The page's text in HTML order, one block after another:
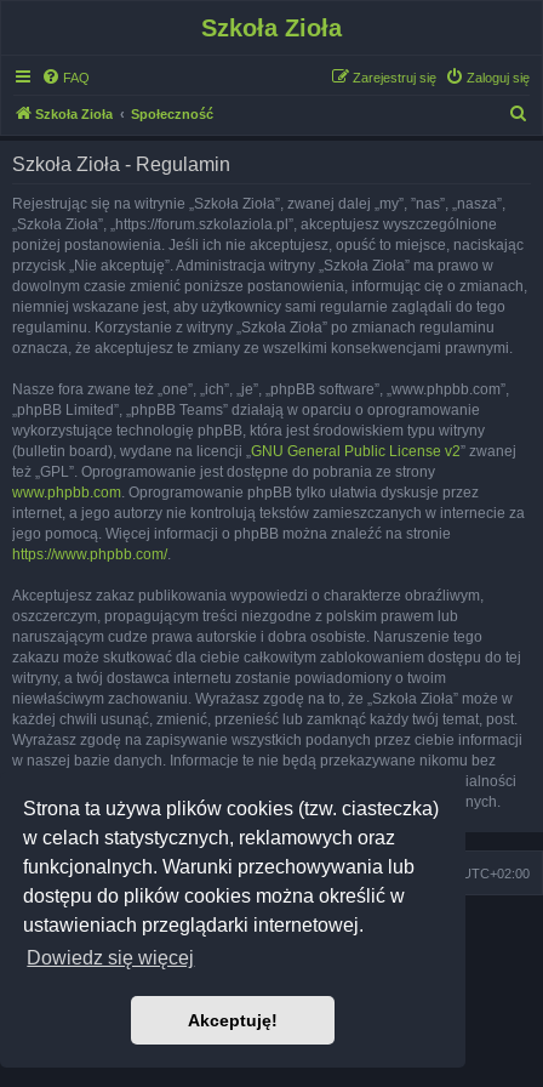
Strona ta używa plików cookies (tzw. ciasteczka)
w celach statystycznych, reklamowych oraz
funkcjonalnych. Warunki przechowywania lub
dostępu do plików cookies można określić w
ustawieniach przeglądarki internetowej.
Dowiedz się więcej
Akceptuję!
Szkoła Zioła
FAQ Zaloguj się
Zarejestruj się
Szkoła Zioła Społeczność
Szkoła Zioła - Regulamin
Rejestrując się na witrynie „Szkoła Zioła”, zwanej dalej „my”, ”nas”, „nasza”,
„Szkoła Zioła”, „https://forum.szkolaziola.pl”, akceptujesz wyszczególnione
poniżej postanowienia. Jeśli ich nie akceptujesz, opuść to miejsce, naciskając
przycisk „Nie akceptuję”. Administracja witryny „Szkoła Zioła” ma prawo w
dowolnym czasie zmienić poniższe postanowienia, informując cię o zmianach,
niemniej wskazane jest, aby użytkownicy sami regularnie zaglądali do tego
regulaminu. Korzystanie z witryny „Szkoła Zioła” po zmianach regulaminu
oznacza, że akceptujesz te zmiany ze wszelkimi konsekwencjami prawnymi.
Nasze fora zwane też „one”, „ich”, „je”, „phpBB software”, „www.phpbb.com”,
„phpBB Limited”, „phpBB Teams” działają w oparciu o oprogramowanie
wykorzystujące technologię phpBB, która jest środowiskiem typu witryny
(bulletin board), wydane na licencji „GNU General Public License v2” zwanej
też „GPL”. Oprogramowanie jest dostępne do pobrania ze strony
www.phpbb.com. Oprogramowanie phpBB tylko ułatwia dyskusje przez
internet, a jego autorzy nie kontrolują tekstów zamieszczanych w internecie za
jego pomocą. Więcej informacji o phpBB można znaleźć na stronie
https://www.phpbb.com/.
Akceptujesz zakaz publikowania wypowiedzi o charakterze obraźliwym,
oszczerczym, propagującym treści niezgodne z polskim prawem lub
naruszającym cudze prawa autorskie i dobra osobiste. Naruszenie tego
zakazu może skutkować dla ciebie całkowitym zablokowaniem dostępu do tej
witryny, a twój dostawca internetu zostanie powiadomiony o twoim
niewłaściwym zachowaniu. Wyrażasz zgodę na to, że „Szkoła Zioła” może w
każdej chwili usunąć, zmienić, przenieść lub zamknąć każdy twój temat, post.
Wyrażasz zgodę na zapisywanie wszystkich podanych przez ciebie informacji
w naszej bazie danych. Informacje te nie będą przekazywane nikomu bez
twojej zgody, ale ani „Szkoła Zioła”, ani phpBB nie ponosi odpowiedzialności
za włamania do witryny, podczas których może dojść do kradzieży danych.
Szkoła Zioła Społeczność Strefa czasowa UTC+02:00
Technologię dostarcza phpBB® Forum Software © phpBB Limited
Prosilver Dark Edition by
Premium phpBB Styles
Polski pakiet językowy dostarcza